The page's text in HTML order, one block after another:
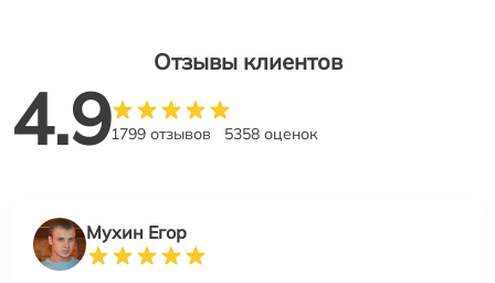
Отзывы клиентов
4.91799 отзывов 5358 оценок
Мухин Егор